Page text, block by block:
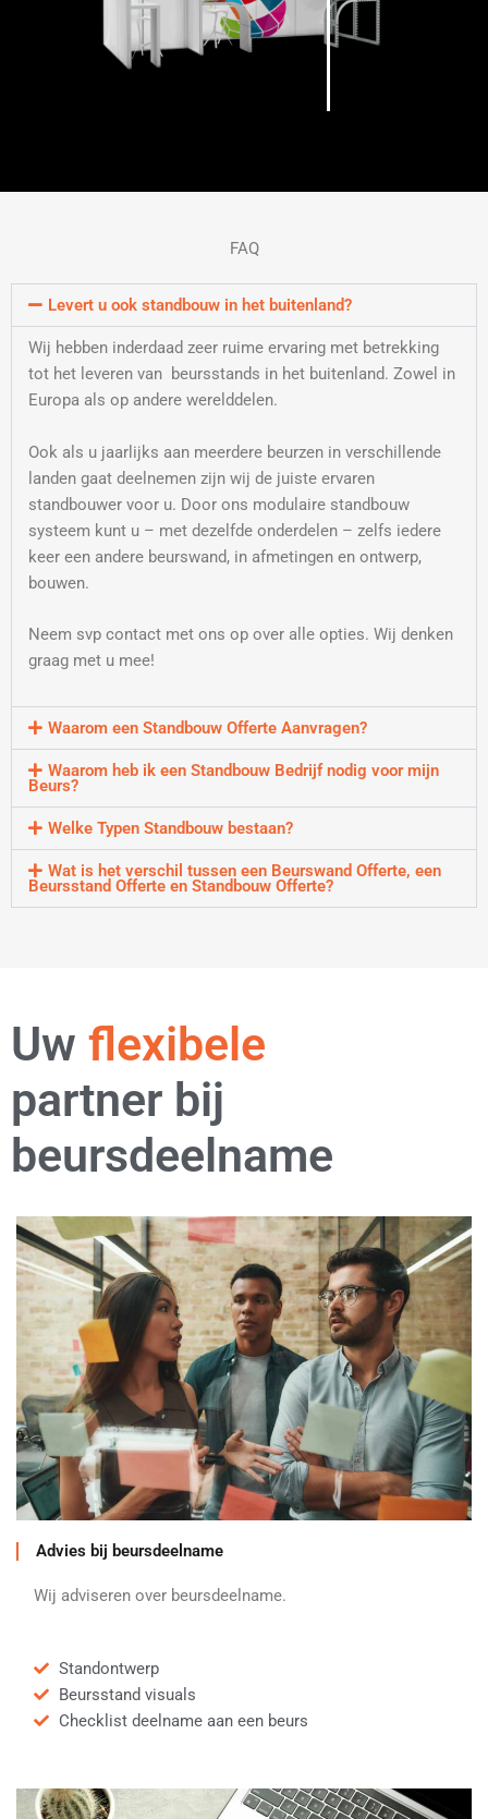
FAQ
Levert u ook standbouw in het buitenland?
Wij hebben inderdaad zeer ruime ervaring met betrekking
tot het leveren van beursstands in het buitenland. Zowel in
Europa als op andere werelddelen.
Ook als u jaarlijks aan meerdere beurzen in verschillende
landen gaat deelnemen zijn wij de juiste ervaren
standbouwer voor u. Door ons modulaire standbouw
systeem kunt u – met dezelfde onderdelen – zelfs iedere
keer een andere beurswand, in afmetingen en ontwerp,
bouwen.
Neem svp contact met ons op over alle opties. Wij denken
graag met u mee!
Waarom een Standbouw Offerte Aanvragen?
Waarom heb ik een Standbouw Bedrijf nodig voor mijn
Beurs?
Welke Typen Standbouw bestaan?
Wat is het verschil tussen een Beurswand Offerte, een
Beursstand Offerte en Standbouw Offerte?
Uwervarenflexibele
partner bij
beursdeelname
Advies bij beursdeelname
Wij adviseren over beursdeelname.
Standontwerp
Beursstand visuals
Checklist deelname aan een beurs